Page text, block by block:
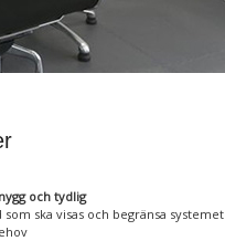
och tydlig
som ska visas och begränsa systemet